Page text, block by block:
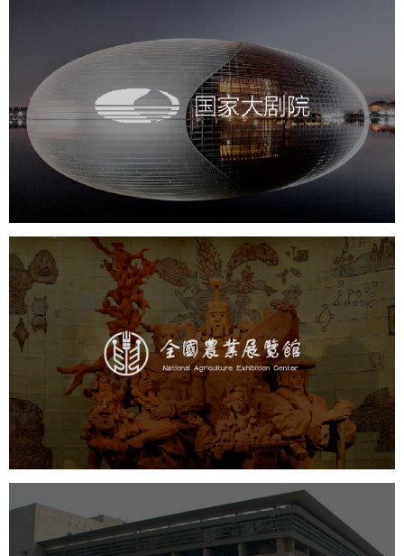
国家大剧院
文化艺术 剧院 智慧展馆 展馆网站建设
农业展览馆
文化艺术 展馆网站建设
博物馆展厅设计
数字博物馆建设
展厅空间设计
企业展厅设计
公司展厅设计
北京展厅设计 产品展厅设计
中国科学院文献情报中心